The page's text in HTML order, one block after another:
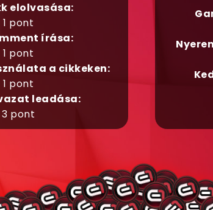
elolvasása:
1 pont
írása:
1 pont
a cikkeken:
1 pont
leadása:
3 pont